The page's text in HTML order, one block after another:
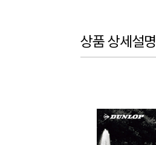
상품 상세설명